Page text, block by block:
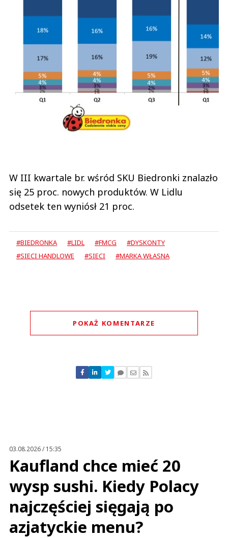
W III kwartale br. wśród SKU Biedronki znalazło
się 25 proc. nowych produktów. W Lidlu
odsetek ten wyniósł 21 proc.
#BIEDRONKA #LIDL #FMCG
#DYSKONTY
#SIECI HANDLOWE
#SIECI #MARKA WŁASNA
POKAŻ KOMENTARZE
20398752928PRO
Odpowiedz
1
Nie znaleziono komentarzy
Zostaw swoje komentarze
03.08.2026 / 15:35
Kaufland chce mieć 20
wysp sushi. Kiedy Polacy
najczęściej sięgają po
azjatyckie menu?